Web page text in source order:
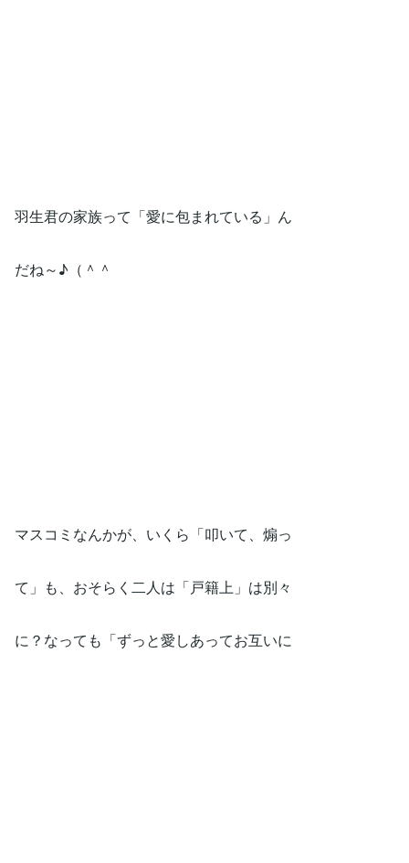
羽生君の家族って「愛に包まれている」ん
だね～♪（＾＾
マスコミなんかが、いくら「叩いて、煽っ
て」も、おそらく二人は「戸籍上」は別々
に？なっても「ずっと愛しあってお互いに